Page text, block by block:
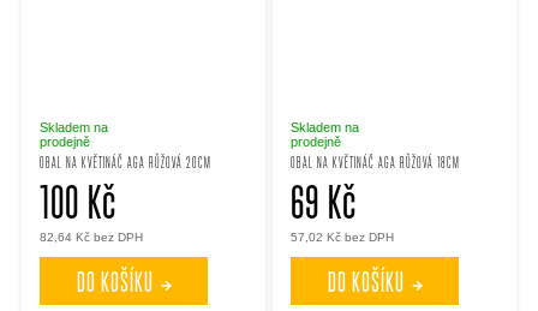
OBAL NA KVĚTINÁČ AGA RŮŽOVÁ 20CM
Skladem na
prodejně
82,64 Kč bez DPH
100 Kč
DO KOŠÍKU
OBAL NA KVĚTINÁČ AGA RŮŽOVÁ 18CM
Skladem na
prodejně
57,02 Kč bez DPH
69 Kč
DO KOŠÍKU